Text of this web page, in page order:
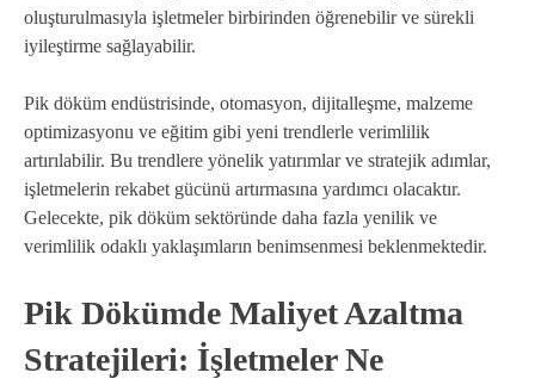
oluşturulmasıyla işletmeler birbirinden öğrenebilir ve sürekli
iyileştirme sağlayabilir.
Pik döküm endüstrisinde, otomasyon, dijitalleşme, malzeme
optimizasyonu ve eğitim gibi yeni trendlerle verimlilik
artırılabilir. Bu trendlere yönelik yatırımlar ve stratejik adımlar,
işletmelerin rekabet gücünü artırmasına yardımcı olacaktır.
Gelecekte, pik döküm sektöründe daha fazla yenilik ve
verimlilik odaklı yaklaşımların benimsenmesi beklenmektedir.
Pik Dökümde Maliyet Azaltma
Stratejileri: İşletmeler Ne